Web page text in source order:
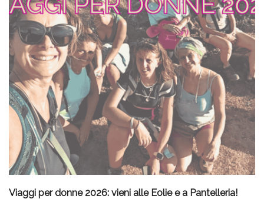
Viaggi per donne 2026: vieni alle Eolie e a Pantelleria!